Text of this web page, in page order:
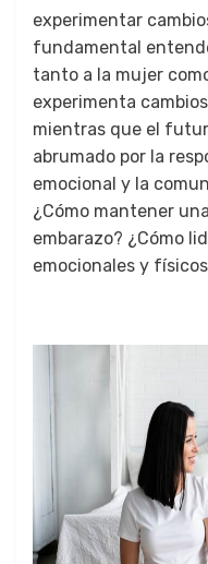
experimentar
fundamental
tanto a la mujer
experimenta
mientras que el
abrumado por la
emocional y la
¿Cómo mantener
embarazo? ¿Cómo
emocionales y